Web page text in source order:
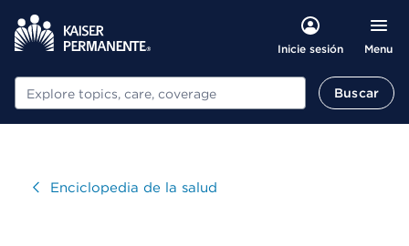
Inicie sesión Menu
Buscar Buscar
Visitar
Enciclopedia de la salud